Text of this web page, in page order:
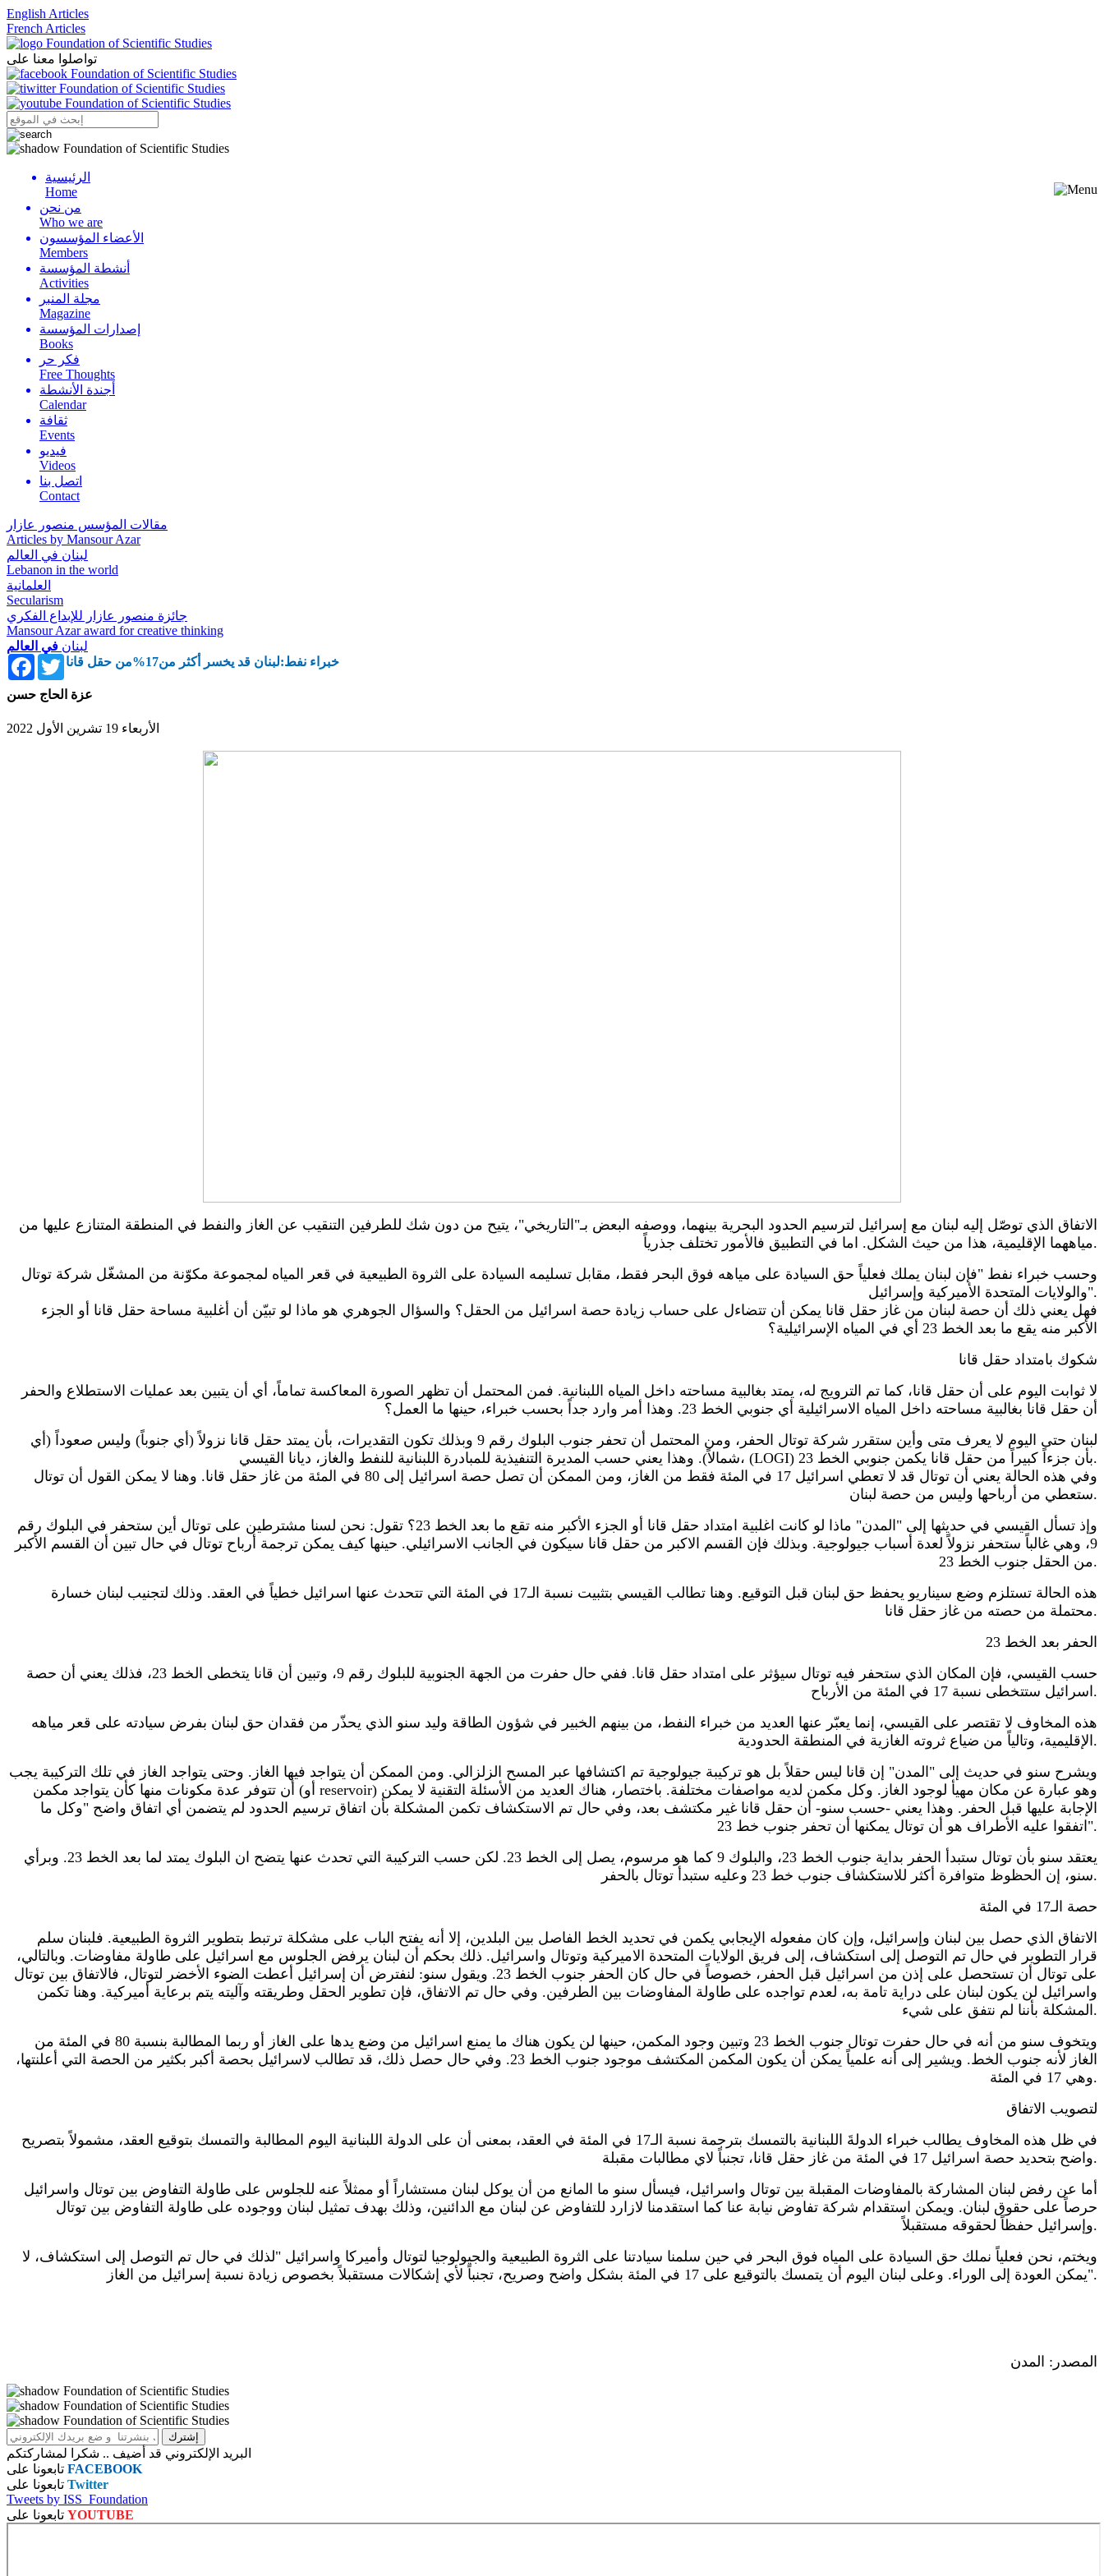
English Articles
French Articles
تواصلوا معنا على
Menu
الرئيسية
Home
من نحن
Who we are
الأعضاء المؤسسون
Members
أنشطة المؤسسة
Activities
مجلة المنبر
Magazine
إصدارات المؤسسة
Books
فكر حر
Free Thoughts
أجندة الأنشطة
Calendar
ثقافة
Events
فيديو
Videos
اتصل بنا
Contact
مقالات المؤسس منصور عازار
Articles by Mansour Azar
لبنان في العالم
Lebanon in the world
العلمانية
Secularism
جائزة منصور عازار للإبداع الفكري
Mansour Azar award for creative thinking
لبنان في العالم
FacebookTwitter خبراء نفط:لبنان قد يخسر أكثر من17%من حقل قانا
عزة الحاج حسن
الأربعاء 19 تشرين الأول 2022
الاتفاق الذي توصّل إليه لبنان مع إسرائيل لترسيم الحدود البحرية بينهما، ووصفه البعض بـ"التاريخي"، يتيح من دون شك للطرفين التنقيب عن الغاز والنفط في المنطقة المتنازع عليها من
مياههما الإقليمية، هذا من حيث الشكل. اما في التطبيق فالأمور تختلف جذرياً.
وحسب خبراء نفط "فإن لبنان يملك فعلياً حق السيادة على مياهه فوق البحر فقط، مقابل تسليمه السيادة على الثروة الطبيعية في قعر المياه لمجموعة مكوّنة من المشغّل شركة توتال
والولايات المتحدة الأميركية وإسرائيل".
فهل يعني ذلك أن حصة لبنان من غاز حقل قانا يمكن أن تتضاءل على حساب زيادة حصة اسرائيل من الحقل؟ والسؤال الجوهري هو ماذا لو تبيّن أن أغلبية مساحة حقل قانا أو الجزء
الأكبر منه يقع ما بعد الخط 23 أي في المياه الإسرائيلية؟
شكوك بامتداد حقل قانا
لا ثوابت اليوم على أن حقل قانا، كما تم الترويج له، يمتد بغالبية مساحته داخل المياه اللبنانية. فمن المحتمل أن تظهر الصورة المعاكسة تماماً، أي أن يتبين بعد عمليات الاستطلاع والحفر
أن حقل قانا بغالبية مساحته داخل المياه الاسرائيلية أي جنوبي الخط 23. وهذا أمر وارد جداً بحسب خبراء، حينها ما العمل؟
لبنان حتى اليوم لا يعرف متى وأين ستقرر شركة توتال الحفر، ومن المحتمل أن تحفر جنوب البلوك رقم 9 وبذلك تكون التقديرات، بأن يمتد حقل قانا نزولاً (أي جنوباً) وليس صعوداً (أي
شمالاً). وهذا يعني حسب المديرة التنفيذية للمبادرة اللبنانية للنفط والغاز، ديانا القيسي، (LOGI) بأن جزءاً كبيراً من حقل قانا يكمن جنوبي الخط 23.
وفي هذه الحالة يعني أن توتال قد لا تعطي اسرائيل 17 في المئة فقط من الغاز، ومن الممكن أن تصل حصة اسرائيل إلى 80 في المئة من غاز حقل قانا. وهنا لا يمكن القول أن توتال
ستعطي من أرباحها وليس من حصة لبنان.
وإذ تسأل القيسي في حديثها إلى "المدن" ماذا لو كانت اغلبية امتداد حقل قانا أو الجزء الأكبر منه تقع ما بعد الخط 23؟ تقول: نحن لسنا مشترطين على توتال أين ستحفر في البلوك رقم
9، وهي غالباً ستحفر نزولاً لعدة أسباب جيولوجية. وبذلك فإن القسم الاكبر من حقل قانا سيكون في الجانب الاسرائيلي. حينها كيف يمكن ترجمة أرباح توتال في حال تبين أن القسم الأكبر
من الحقل جنوب الخط 23.
هذه الحالة تستلزم وضع سيناريو يحفظ حق لبنان قبل التوقيع. وهنا تطالب القيسي بتثبيت نسبة الـ17 في المئة التي تتحدث عنها اسرائيل خطياً في العقد. وذلك لتجنيب لبنان خسارة
محتملة من حصته من غاز حقل قانا.
الحفر بعد الخط 23
حسب القيسي، فإن المكان الذي ستحفر فيه توتال سيؤثر على امتداد حقل قانا. ففي حال حفرت من الجهة الجنوبية للبلوك رقم 9، وتبين أن قانا يتخطى الخط 23، فذلك يعني أن حصة
اسرائيل ستتخطى نسبة 17 في المئة من الأرباح.
هذه المخاوف لا تقتصر على القيسي، إنما يعبّر عنها العديد من خبراء النفط، من بينهم الخبير في شؤون الطاقة وليد سنو الذي يحذّر من فقدان حق لبنان بفرض سيادته على قعر مياهه
الإقليمية، وتالياً من ضياع ثروته الغازية في المنطقة الحدودية.
ويشرح سنو في حديث إلى "المدن" إن قانا ليس حقلاً بل هو تركيبة جيولوجية تم اكتشافها عبر المسح الزلزالي. ومن الممكن أن يتواجد فيها الغاز. وحتى يتواجد الغاز في تلك التركيبة يجب
أن تتوفر عدة مكونات منها كأن يتواجد مكمن (أو reservoir) وهو عبارة عن مكان مهيأ لوجود الغاز. وكل مكمن لديه مواصفات مختلفة. باختصار، هناك العديد من الأسئلة التقنية لا يمكن
الإجابة عليها قبل الحفر. وهذا يعني -حسب سنو- أن حقل قانا غير مكتشف بعد، وفي حال تم الاستكشاف تكمن المشكلة بأن اتفاق ترسيم الحدود لم يتضمن أي اتفاق واضح "وكل ما
اتفقوا عليه الأطراف هو أن توتال يمكنها أن تحفر جنوب خط 23".
يعتقد سنو بأن توتال ستبدأ الحفر بداية جنوب الخط 23، والبلوك 9 كما هو مرسوم، يصل إلى الخط 23. لكن حسب التركيبة التي تحدث عنها يتضح ان البلوك يمتد لما بعد الخط 23. وبرأي
سنو، إن الحظوظ متوافرة أكثر للاستكشاف جنوب خط 23 وعليه ستبدأ توتال بالحفر.
حصة الـ17 في المئة
الاتفاق الذي حصل بين لبنان وإسرائيل، وإن كان مفعوله الإيجابي يكمن في تحديد الخط الفاصل بين البلدين، إلا أنه يفتح الباب على مشكلة ترتبط بتطوير الثروة الطبيعية. فلبنان سلم
قرار التطوير في حال تم التوصل إلى استكشاف، إلى فريق الولايات المتحدة الاميركية وتوتال واسرائيل. ذلك بحكم أن لبنان يرفض الجلوس مع اسرائيل على طاولة مفاوضات. وبالتالي،
على توتال أن تستحصل على إذن من اسرائيل قبل الحفر، خصوصاً في حال كان الحفر جنوب الخط 23. ويقول سنو: لنفترض أن إسرائيل أعطت الضوء الأخضر لتوتال، فالاتفاق بين توتال
واسرائيل لن يكون لبنان على دراية تامة به، لعدم تواجده على طاولة المفاوضات بين الطرفين. وفي حال تم الاتفاق، فإن تطوير الحقل وطريقته وآليته يتم برعاية أميركية. وهنا تكمن
المشكلة بأننا لم نتفق على شيء.
ويتخوف سنو من أنه في حال حفرت توتال جنوب الخط 23 وتبين وجود المكمن، حينها لن يكون هناك ما يمنع اسرائيل من وضع يدها على الغاز أو ربما المطالبة بنسبة 80 في المئة من
الغاز لأنه جنوب الخط. ويشير إلى أنه علمياً يمكن أن يكون المكمن المكتشف موجود جنوب الخط 23. وفي حال حصل ذلك، قد تطالب لاسرائيل بحصة أكبر بكثير من الحصة التي أعلنتها،
وهي 17 في المئة.
لتصويب الاتفاق
في ظل هذه المخاوف يطالب خبراء الدولةَ اللبنانية بالتمسك بترجمة نسبة الـ17 في المئة في العقد، بمعنى أن على الدولة اللبنانية اليوم المطالبة والتمسك بتوقيع العقد، مشمولاً بتصريح
واضح بتحديد حصة اسرائيل 17 في المئة من غاز حقل قانا، تجنباً لاي مطالبات مقبلة.
أما عن رفض لبنان المشاركة بالمفاوضات المقبلة بين توتال واسرائيل، فيسأل سنو ما المانع من أن يوكل لبنان مستشاراً أو ممثلاً عنه للجلوس على طاولة التفاوض بين توتال واسرائيل
حرصاً على حقوق لبنان. ويمكن استقدام شركة تفاوض نيابة عنا كما استقدمنا لازارد للتفاوض عن لبنان مع الدائنين، وذلك بهدف تمثيل لبنان ووجوده على طاولة التفاوض بين توتال
وإسرائيل حفظاً لحقوقه مستقبلاً.
ويختم، نحن فعلياً نملك حق السيادة على المياه فوق البحر في حين سلمنا سيادتنا على الثروة الطبيعية والجيولوجيا لتوتال وأميركا واسرائيل "لذلك في حال تم التوصل إلى استكشاف، لا
يمكن العودة إلى الوراء. وعلى لبنان اليوم أن يتمسك بالتوقيع على 17 في المئة بشكل واضح وصريح، تجنباً لأي إشكالات مستقبلاً بخصوص زيادة نسبة إسرائيل من الغاز".
المصدر: المدن
البريد الإلكتروني قد أضيف .. شكرا لمشاركتكم
FACEBOOK
Twitter
Tweets by ISS_Foundation
YOUTUBE